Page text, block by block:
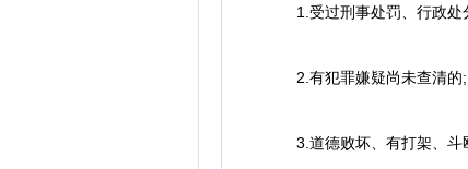
1.受过刑事处罚、行政处
2.有犯罪嫌疑尚未查清的;
3.道德败坏、有打架、斗